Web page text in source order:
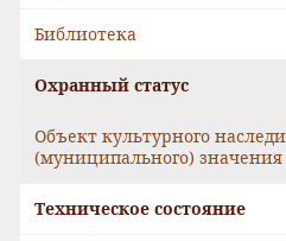
Библиотека
Охранный статус
Объект культурного
(муниципального) значения
Техническое состояние